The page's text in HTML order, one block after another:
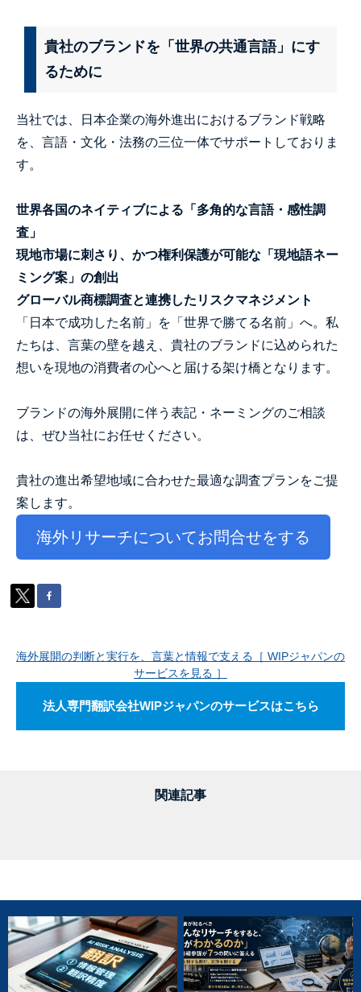
貴社のブランドを「世界の共通言語」にす
るために
当社では、日本企業の海外進出におけるブランド戦略
を、言語・文化・法務の三位一体でサポートしておりま
す。
世界各国のネイティブによる「多角的な言語・感性調
査」
現地市場に刺さり、かつ権利保護が可能な「現地語ネー
ミング案」の創出
グローバル商標調査と連携したリスクマネジメント
「日本で成功した名前」を「世界で勝てる名前」へ。私
たちは、言葉の壁を越え、貴社のブランドに込められた
想いを現地の消費者の心へと届ける架け橋となります。
ブランドの海外展開に伴う表記・ネーミングのご相談
は、ぜひ当社にお任せください。
貴社の進出希望地域に合わせた最適な調査プランをご提
案します。
海外リサーチについてお問合せをする
海外展開の判断と実行を、言葉と情報で支える［ WIPジャパンの
サービスを見る ］
法人専門翻訳会社WIPジャパンのサービスはこちら
関連記事